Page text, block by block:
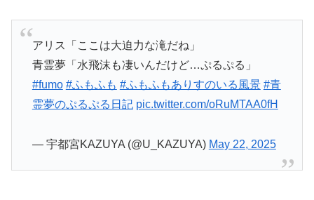
アリス「ここは大迫力な滝だね」
青霊夢「水飛沫も凄いんだけど…ぷるぷる」
#fumo #ふもふも #ふもふもありすのいる風景 #青
霊夢のぷるぷる日記 pic.twitter.com/oRuMTAA0fH
— 宇都宮KAZUYA (@U_KAZUYA) May 22, 2025